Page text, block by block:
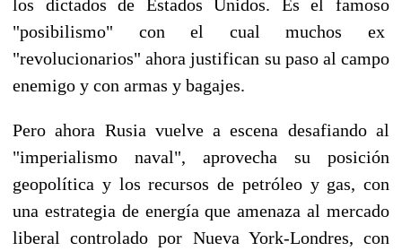
los dictados de Estados Unidos. Es el famoso
"posibilismo" con el cual muchos ex
"revolucionarios" ahora justifican su paso al campo
enemigo y con armas y bagajes.
Pero ahora Rusia vuelve a escena desafiando al
"imperialismo naval", aprovecha su posición
geopolítica y los recursos de petróleo y gas, con
una estrategia de energía que amenaza al mercado
liberal controlado por Nueva York-Londres, con